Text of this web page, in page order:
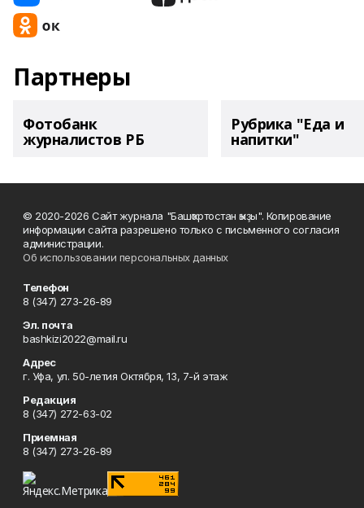
Партнеры
Фотобанк
журналистов РБ
Рубрика "Еда и
напитки"
© 2020-2026 Сайт журнала "Башҡортостан ҡыҙы". Копирование
информации сайта разрешено только с письменного согласия
администрации.
Об использовании персональных данных
Телефон
8 (347) 273-26-89
Эл. почта
bashkizi2022@mail.ru
Адрес
г. Уфа, ул. 50-летия Октября, 13, 7-й этаж
Редакция
8 (347) 272-63-02
Приемная
8 (347) 273-26-89